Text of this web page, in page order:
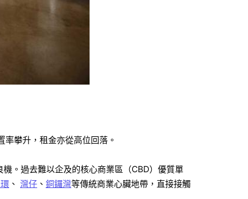
攀升，租金亦從高位回落。
。過去難以企及的核心商業區（CBD）優質單
、 灣仔 、 銅鑼灣等傳統商業心臟地帶，直接接觸